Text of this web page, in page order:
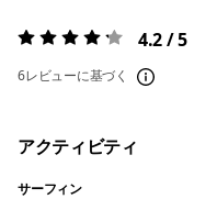
評価:4.2 / 5 4.2 / 5
6レビューに基づく
アクティビティ
サーフィン